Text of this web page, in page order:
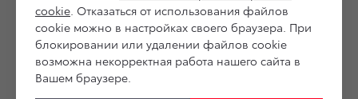
страховании КАСКО, мы поможем
оформить все необходимые
документы по страховому случаю и
скоординируем дальнейшие
cookie . Отказаться от использования файлов
cookie можно в настройках своего браузера. При
блокировании или удалении файлов cookie
возможна некорректная работа нашего сайта в
Вашем браузере.